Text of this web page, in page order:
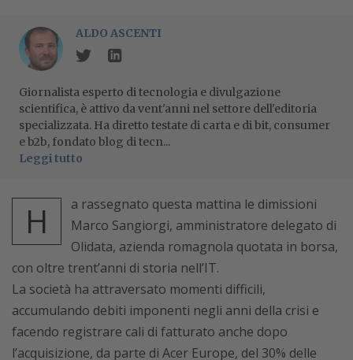
ALDO ASCENTI
Giornalista esperto di tecnologia e divulgazione
scientifica, è attivo da vent'anni nel settore dell'editoria
specializzata. Ha diretto testate di carta e di bit, consumer
e b2b, fondato blog di tecn...
Leggi tutto
H
a rassegnato questa mattina le dimissioni
Marco Sangiorgi, amministratore delegato di
Olidata, azienda romagnola quotata in borsa,
con oltre trent’anni di storia nell’IT.
La società ha attraversato momenti difficili,
accumulando debiti imponenti negli anni della crisi e
facendo registrare cali di fatturato anche dopo
l’acquisizione, da parte di Acer Europe, del 30% delle